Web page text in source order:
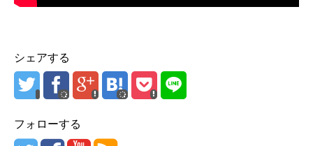
シェアする
フォローする